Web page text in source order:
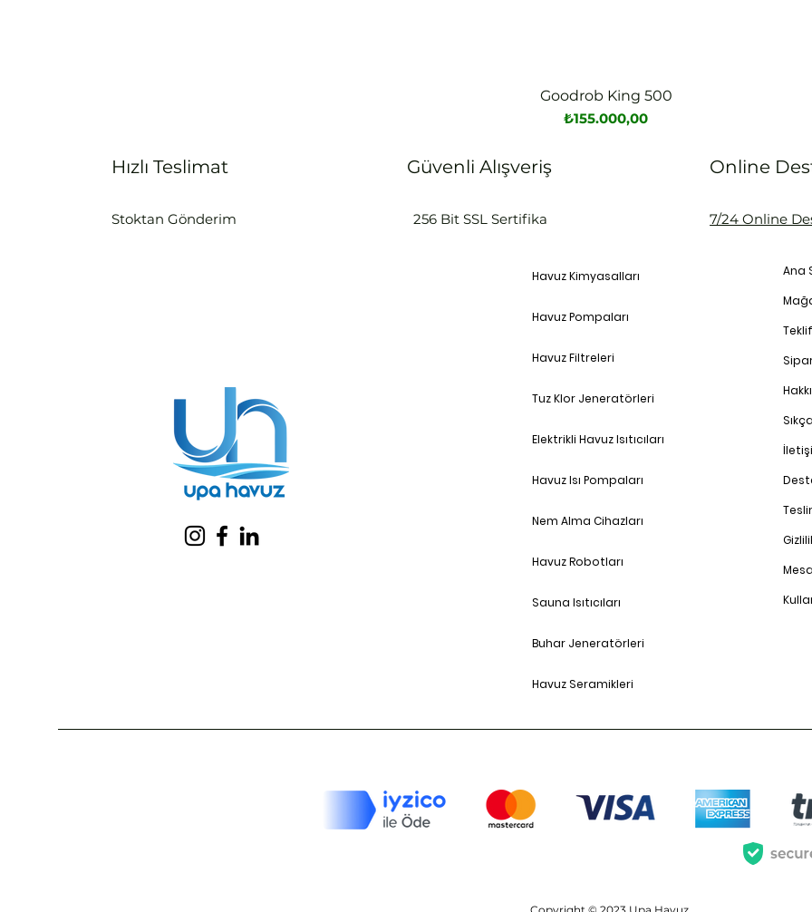
Hızlı Bakış
Goodrob King 500
Fiyat
₺155.000,00
Hızlı Teslimat
Stoktan Gönderim
Güvenli Alışveriş
256 Bit SSL Sertifika
Online
7/24 Online
Havuz Kimyasalları
Havuz Pompaları
Havuz Filtreleri
Tuz Klor Jeneratörleri
Elektrikli Havuz Isıtıcıları
Havuz Isı Pompaları
Nem Alma Cihazları
Havuz Robotları
Sauna Isıtıcıları
Buhar Jeneratörleri
Havuz Seramikleri
Ana